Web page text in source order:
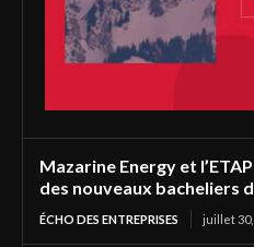
Mazarine Energy et
des nouveaux bacheliers
ÉCHO DES ENTREPRISES juillet 30,